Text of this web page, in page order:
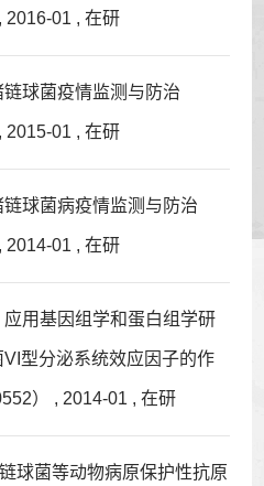
2016-01 , 在研
球菌疫情监测与防治
2015-01 , 在研
球菌病疫情监测与防治
2014-01 , 在研
用基因组学和蛋白组学研
型分泌系统效应因子的作
） , 2014-01 , 在研
球菌等动物病原保护性抗原